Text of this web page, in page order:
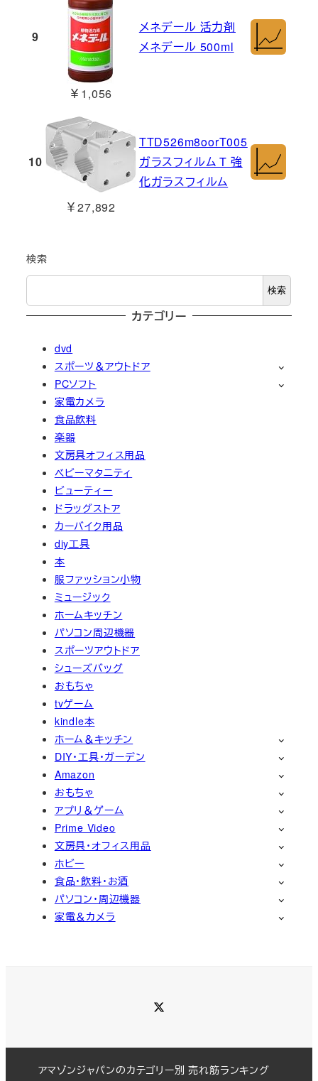
9
￥1,056
メネデール 活力剤
メネデール 500ml
10
￥27,892
TTD526m8oorT005
ガラスフィルム T 強
化ガラスフィルム
検索
検索
カテゴリー
dvd
スポーツ＆アウトドア
PCソフト
家電カメラ
食品飲料
楽器
文房具オフィス用品
ベビーマタニティ
ビューティー
ドラッグストア
カーバイク用品
diy工具
本
服ファッション小物
ミュージック
ホームキッチン
パソコン周辺機器
スポーツアウトドア
シューズバッグ
おもちゃ
tvゲーム
kindle本
ホーム＆キッチン
DIY・工具・ガーデン
Amazon
おもちゃ
アプリ＆ゲーム
Prime Video
文房具・オフィス用品
ホビー
食品・飲料・お酒
パソコン・周辺機器
家電＆カメラ
アマゾンジャパンのカテゴリー別 売れ筋ランキング